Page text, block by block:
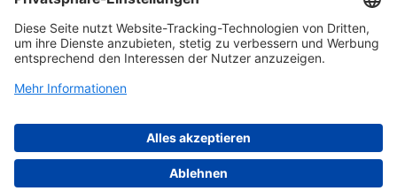
Newsletters.
Zur Newsletteranmeldung
Impressum Datenschutz Hinweisgebersystem